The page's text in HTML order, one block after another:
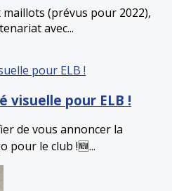
(prévus pour 2022),
avec...
visuelle pour ELB !
de vous annoncer la
pour le club !🆕...